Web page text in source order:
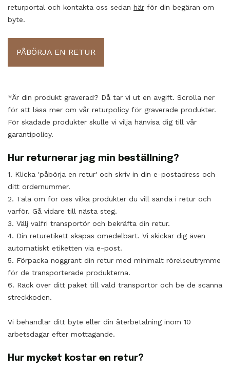
returportal och kontakta oss sedan här för din begäran om
byte.
PÅBÖRJA EN RETUR
*Är din produkt graverad? Då tar vi ut en avgift. Scrolla ner
för att läsa mer om vår returpolicy för graverade produkter.
För skadade produkter skulle vi vilja hänvisa dig till vår
garantipolicy.
Hur returnerar jag min beställning?
1. Klicka 'påbörja en retur' och skriv in din e-postadress och
ditt ordernummer.
2. Tala om för oss vilka produkter du vill sända i retur och
varför. Gå vidare till nästa steg.
3. Välj valfri transportör och bekräfta din retur.
4. Din returetikett skapas omedelbart. Vi skickar dig även
automatiskt etiketten via e-post.
5. Förpacka noggrant din retur med minimalt rörelseutrymme
för de transporterade produkterna.
6. Räck över ditt paket till vald transportör och be de scanna
streckkoden.
Vi behandlar ditt byte eller din återbetalning inom 10
arbetsdagar efter mottagande.
Hur mycket kostar en retur?